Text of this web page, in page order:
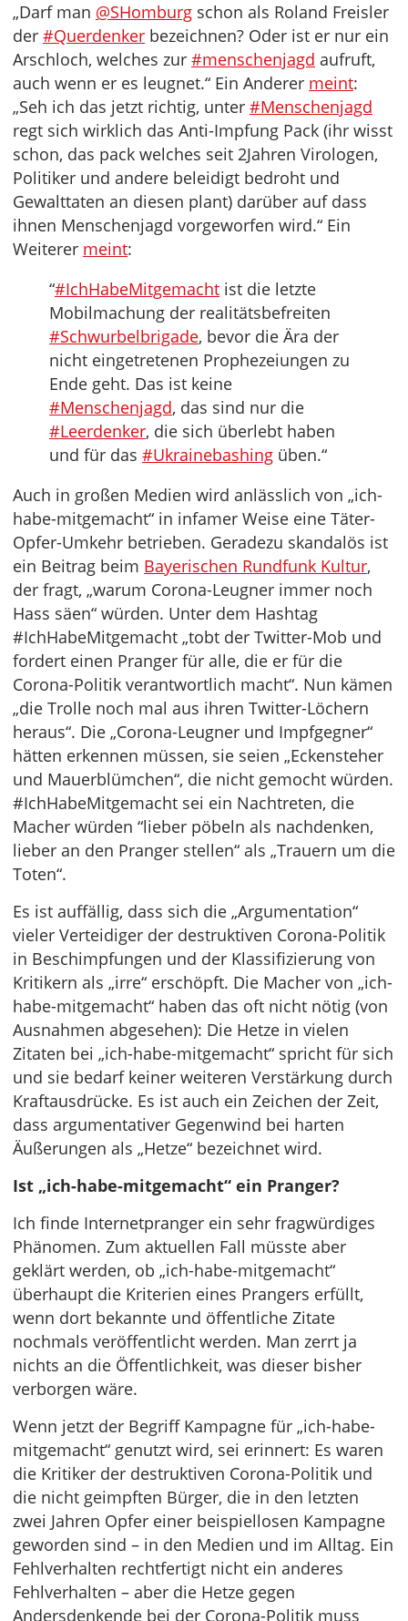
„Darf man @SHomburg schon als Roland Freisler
der #Querdenker bezeichnen? Oder ist er nur ein
Arschloch, welches zur #menschenjagd aufruft,
auch wenn er es leugnet.“ Ein Anderer meint:
„Seh ich das jetzt richtig, unter #Menschenjagd
regt sich wirklich das Anti-Impfung Pack (ihr wisst
schon, das pack welches seit 2Jahren Virologen,
Politiker und andere beleidigt bedroht und
Gewalttaten an diesen plant) darüber auf dass
ihnen Menschenjagd vorgeworfen wird.“ Ein
Weiterer meint:
“#IchHabeMitgemacht ist die letzte
Mobilmachung der realitätsbefreiten
#Schwurbelbrigade, bevor die Ära der
nicht eingetretenen Prophezeiungen zu
Ende geht. Das ist keine
#Menschenjagd, das sind nur die
#Leerdenker, die sich überlebt haben
und für das #Ukrainebashing üben.“
Auch in großen Medien wird anlässlich von „ich-
habe-mitgemacht“ in infamer Weise eine Täter-
Opfer-Umkehr betrieben. Geradezu skandalös ist
ein Beitrag beim Bayerischen Rundfunk Kultur,
der fragt, „warum Corona-Leugner immer noch
Hass säen“ würden. Unter dem Hashtag
#IchHabeMitgemacht „tobt der Twitter-Mob und
fordert einen Pranger für alle, die er für die
Corona-Politik verantwortlich macht“. Nun kämen
„die Trolle noch mal aus ihren Twitter-Löchern
heraus“. Die „Corona-Leugner und Impfgegner“
hätten erkennen müssen, sie seien „Eckensteher
und Mauerblümchen“, die nicht gemocht würden.
#IchHabeMitgemacht sei ein Nachtreten, die
Macher würden “lieber pöbeln als nachdenken,
lieber an den Pranger stellen“ als „Trauern um die
Toten“.
Es ist auffällig, dass sich die „Argumentation“
vieler Verteidiger der destruktiven Corona-Politik
in Beschimpfungen und der Klassifizierung von
Kritikern als „irre“ erschöpft. Die Macher von „ich-
habe-mitgemacht“ haben das oft nicht nötig (von
Ausnahmen abgesehen): Die Hetze in vielen
Zitaten bei „ich-habe-mitgemacht“ spricht für sich
und sie bedarf keiner weiteren Verstärkung durch
Kraftausdrücke. Es ist auch ein Zeichen der Zeit,
dass argumentativer Gegenwind bei harten
Äußerungen als „Hetze“ bezeichnet wird.
Ist „ich-habe-mitgemacht“ ein Pranger?
Ich finde Internetpranger ein sehr fragwürdiges
Phänomen. Zum aktuellen Fall müsste aber
geklärt werden, ob „ich-habe-mitgemacht“
überhaupt die Kriterien eines Prangers erfüllt,
wenn dort bekannte und öffentliche Zitate
nochmals veröffentlicht werden. Man zerrt ja
nichts an die Öffentlichkeit, was dieser bisher
verborgen wäre.
Wenn jetzt der Begriff Kampagne für „ich-habe-
mitgemacht“ genutzt wird, sei erinnert: Es waren
die Kritiker der destruktiven Corona-Politik und
die nicht geimpften Bürger, die in den letzten
zwei Jahren Opfer einer beispiellosen Kampagne
geworden sind – in den Medien und im Alltag. Ein
Fehlverhalten rechtfertigt nicht ein anderes
Fehlverhalten – aber die Hetze gegen
Andersdenkende bei der Corona-Politik muss